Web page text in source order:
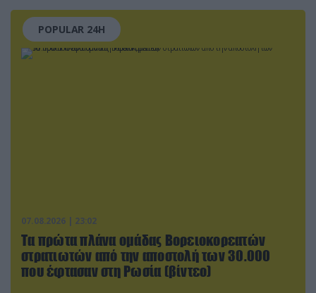
POPULAR 24H
07.08.2026 | 23:02
Τα πρώτα πλάνα ομάδας Βορειοκορεατών
στρατιωτών από την αποστολή των 30.000
που έφτασαν στη Ρωσία (βίντεο)